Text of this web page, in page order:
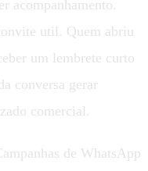
acompanhamento.
util. Quem abriu
um lembrete curto
conversa gerar
comercial.
de WhatsApp